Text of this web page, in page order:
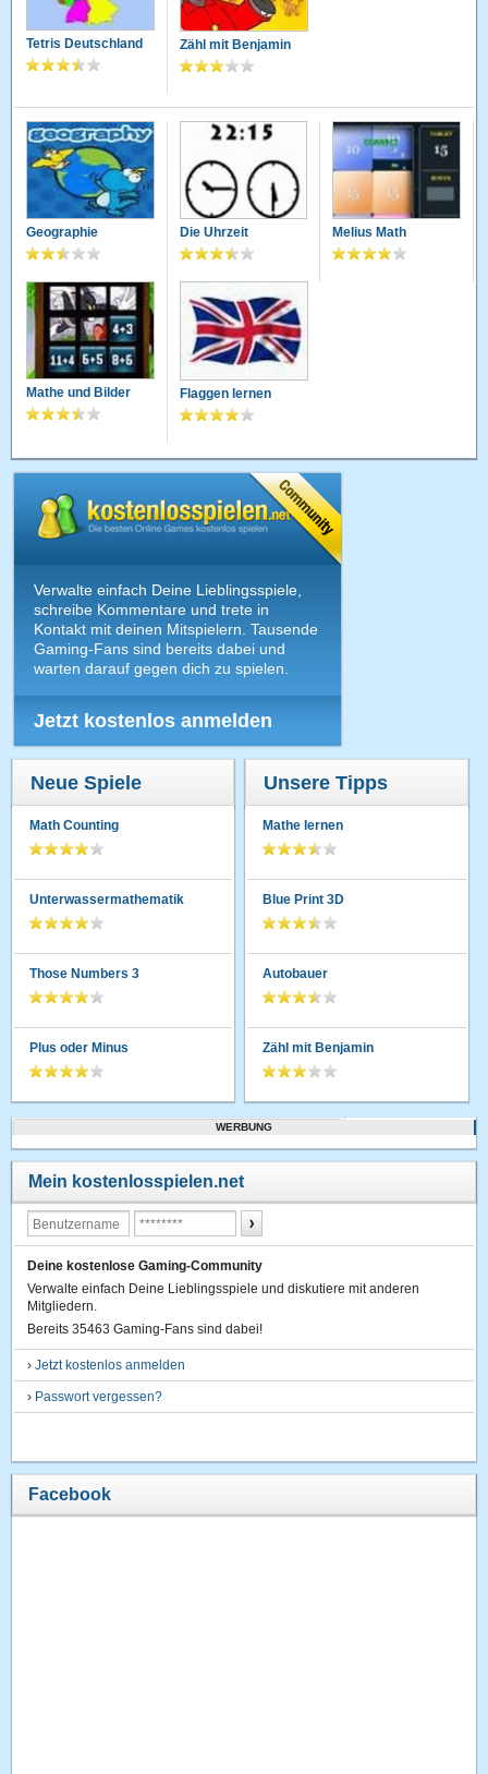
Tetris Deutschland Zähl mit Benjamin
Geographie Die Uhrzeit Melius Math
Mathe und Bilder Flaggen lernen
Verwalte einfach Deine Lieblingsspiele,
schreibe Kommentare und trete in
Kontakt mit deinen Mitspielern. Tausende
Gaming-Fans sind bereits dabei und
warten darauf gegen dich zu spielen.
Jetzt kostenlos anmelden
Neue Spiele
Math Counting
Unterwassermathematik
Those Numbers 3
Plus oder Minus
Unsere Tipps
Mathe lernen
Blue Print 3D
Autobauer
Zähl mit Benjamin
WERBUNG
Mein kostenlosspielen.net
Deine kostenlose Gaming-Community
Verwalte einfach Deine Lieblingsspiele und diskutiere mit anderen
Mitgliedern.
Bereits 35463 Gaming-Fans sind dabei!
›Jetzt kostenlos anmelden
› Passwort vergessen?
Facebook